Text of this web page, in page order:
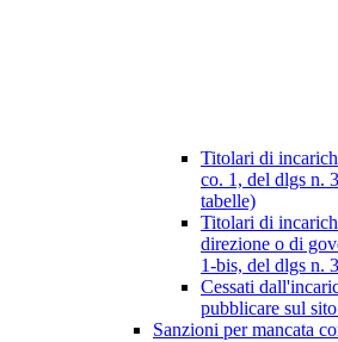
Titolari di
co. 1, del dlgs n.
tabelle)
Titolari di
direzione o di
1-bis, del dlgs n.
Cessati
pubblicare sul
Sanzioni per mancata